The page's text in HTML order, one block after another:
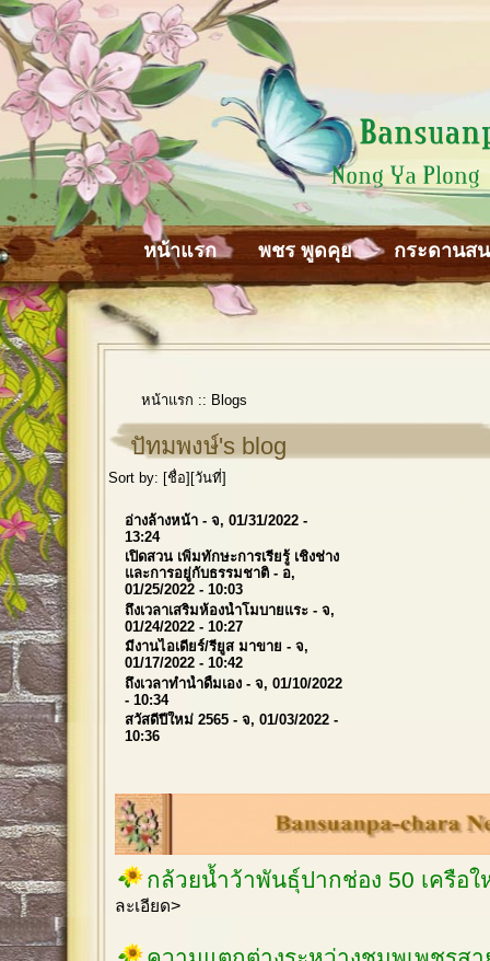
หน้าแรก พชร พูดคุย กระดานส
หน้าแรก :: Blogs
ปัทมพงษ์'s blog
Sort by: [ชื่อ][วันที่]
อ่างล้างหน้า - จ, 01/31/2022 -
13:24
เปิดสวน เพิ่มทักษะการเรียรู้ เชิงช่าง
และการอยู่กับธรรมชาติ - อ,
01/25/2022 - 10:03
ถึงเวลาเสริมห้องน้ำโมบายแระ - จ,
01/24/2022 - 10:27
มีงานไอเดียร์/รียูส มาขาย - จ,
01/17/2022 - 10:42
ถึงเวลาทำน้ำดื่มเอง - จ, 01/10/2022
- 10:34
สวัสดีปีใหม่ 2565 - จ, 01/03/2022 -
10:36
กล้วยน้ำว้าพันธุ์ปากช่อง 50 เครือ
ละเอียด>